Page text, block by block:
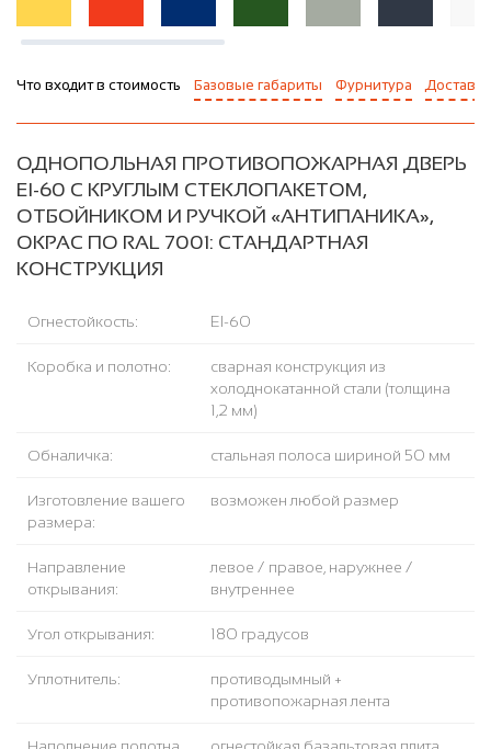
Что входит в стоимость Базовые габариты Фурнитура Доставка
ОДНОПОЛЬНАЯ ПРОТИВОПОЖАРНАЯ ДВЕРЬ
EI-60 С КРУГЛЫМ СТЕКЛОПАКЕТОМ,
ОТБОЙНИКОМ И РУЧКОЙ «АНТИПАНИКА»,
ОКРАС ПО RAL 7001: СТАНДАРТНАЯ
КОНСТРУКЦИЯ
Огнестойкость: EI-60
Коробка и полотно:
сварная конструкция из
холоднокатанной стали (толщина
1,2 мм)
Обналичка: стальная полоса шириной 50 мм
Изготовление вашего
размера:
возможен любой размер
Направление
открывания:
левое / правое, наружнее /
внутреннее
Угол открывания: 180 градусов
Уплотнитель:
противодымный +
противопожарная лента